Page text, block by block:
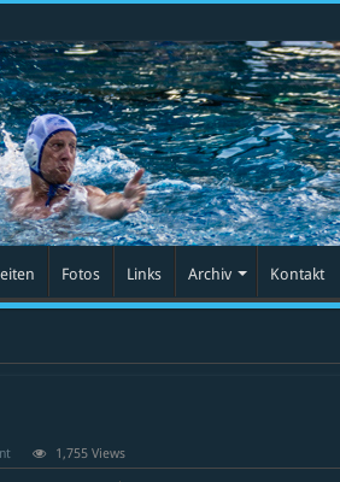
Fotos Links Archiv Kontakt
1,755 Views